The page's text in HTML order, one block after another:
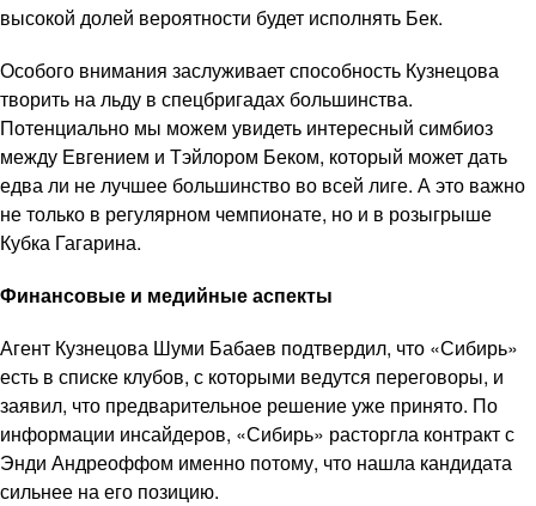
высокой долей вероятности будет исполнять Бек.
Особого внимания заслуживает способность Кузнецова
творить на льду в спецбригадах большинства.
Потенциально мы можем увидеть интересный симбиоз
между Евгением и Тэйлором Беком, который может дать
едва ли не лучшее большинство во всей лиге. А это важно
не только в регулярном чемпионате, но и в розыгрыше
Кубка Гагарина.
Финансовые и медийные аспекты
Агент Кузнецова Шуми Бабаев подтвердил, что «Сибирь»
есть в списке клубов, с которыми ведутся переговоры, и
заявил, что предварительное решение уже принято. По
информации инсайдеров, «Сибирь» расторгла контракт с
Энди Андреоффом именно потому, что нашла кандидата
сильнее на его позицию.